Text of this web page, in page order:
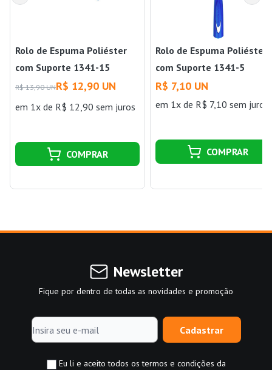
Rolo de Espuma Poliéster
com Suporte 1341-15
Amarelo Tigre
R$ 13,90 UNR$ 12,90 UN
em 1x de R$ 12,90 sem juros
COMPRAR
Rolo de Espuma Poliéster
com Suporte 1341-5
Amarelo Tigre
R$ 7,10 UN
em 1x de R$ 7,10 sem juros
COMPRAR
Newsletter
Fique por dentro de todas as novidades e promoção
Cadastrar
Eu li e aceito todos os termos e condições da